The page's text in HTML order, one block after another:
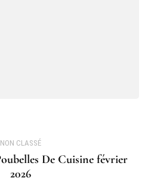
NON CLASSÉ
De Cuisine février
2026